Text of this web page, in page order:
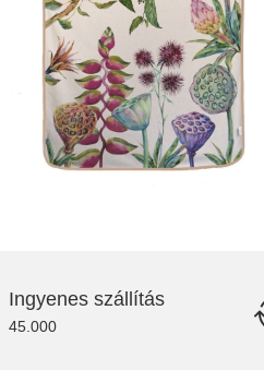
Ingyenes szállítás
45.000